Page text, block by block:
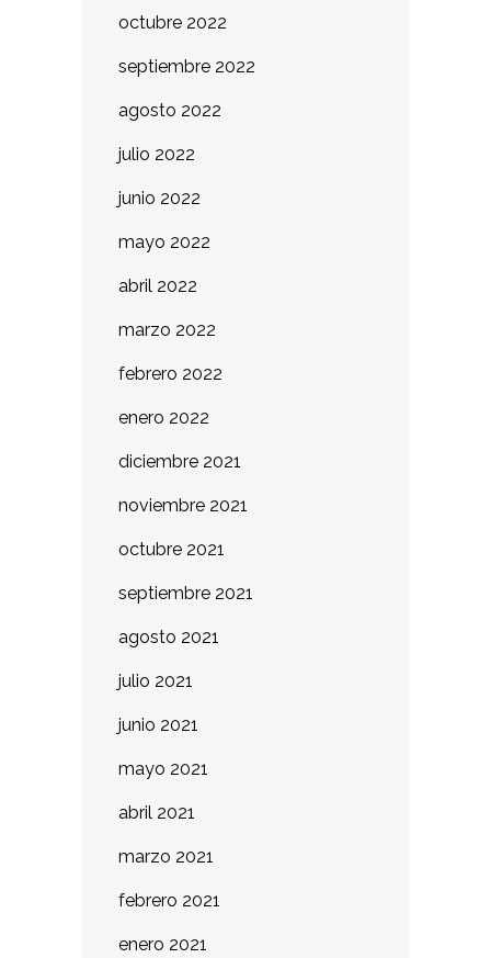
octubre 2022
septiembre 2022
agosto 2022
julio 2022
junio 2022
mayo 2022
abril 2022
marzo 2022
febrero 2022
enero 2022
diciembre 2021
noviembre 2021
octubre 2021
septiembre 2021
agosto 2021
julio 2021
junio 2021
mayo 2021
abril 2021
marzo 2021
febrero 2021
enero 2021